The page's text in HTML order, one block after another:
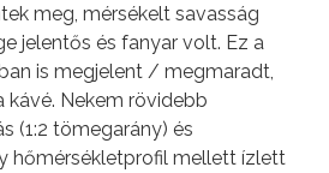
meg, mérsékelt savasság
jelentős és fanyar volt. Ez a
is megjelent / megmaradt,
Nekem rövidebb
(1:2 tömegarány) és
hőmérsékletprofil mellett ízlett